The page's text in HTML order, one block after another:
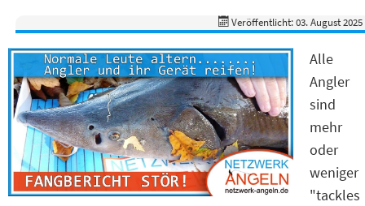
Veröffentlicht: 03. August 2025
Alle
Angler
sind
mehr
oder
weniger
"tackles